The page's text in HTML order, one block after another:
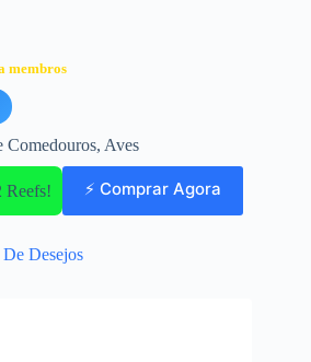
membros
Comedouros, Aves
Reefs! ⚡ Comprar Agora
Desejos